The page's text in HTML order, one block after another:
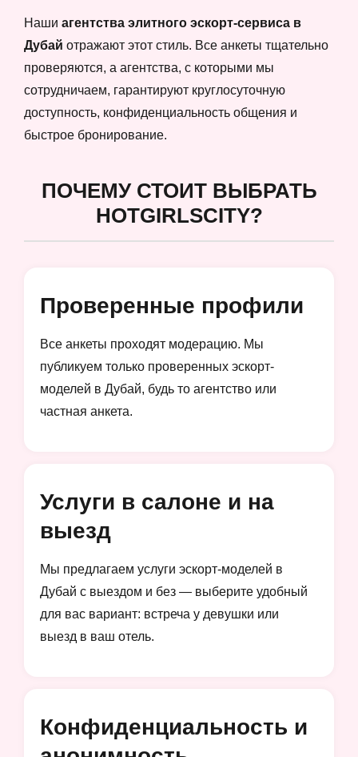
Наши агентства элитного эскорт-сервиса в
Дубай отражают этот стиль. Все анкеты тщательно
проверяются, а агентства, с которыми мы
сотрудничаем, гарантируют круглосуточную
доступность, конфиденциальность общения и
быстрое бронирование.
ПОЧЕМУ СТОИТ ВЫБРАТЬ
HOTGIRLSCITY?
Проверенные профили
Все анкеты проходят модерацию. Мы
публикуем только проверенных эскорт-
моделей в Дубай, будь то агентство или
частная анкета.
Услуги в салоне и на
выезд
Мы предлагаем услуги эскорт-моделей в
Дубай с выездом и без — выберите удобный
для вас вариант: встреча у девушки или
выезд в ваш отель.
Конфиденциальность и